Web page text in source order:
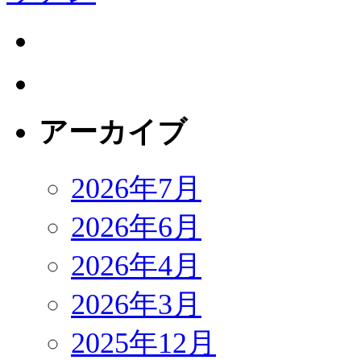
アーカイブ
2026年7月
2026年6月
2026年4月
2026年3月
2025年12月